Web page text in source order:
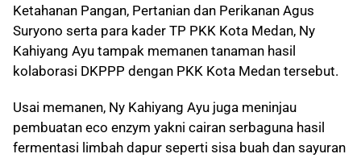
Ketahanan Pangan, Pertanian dan Perikanan Agus
Suryono serta para kader TP PKK Kota Medan, Ny
Kahiyang Ayu tampak memanen tanaman hasil
kolaborasi DKPPP dengan PKK Kota Medan tersebut.
Usai memanen, Ny Kahiyang Ayu juga meninjau
pembuatan eco enzym yakni cairan serbaguna hasil
fermentasi limbah dapur seperti sisa buah dan sayuran